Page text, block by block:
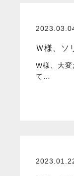
Ｗ様、ソ
W様、大
て…